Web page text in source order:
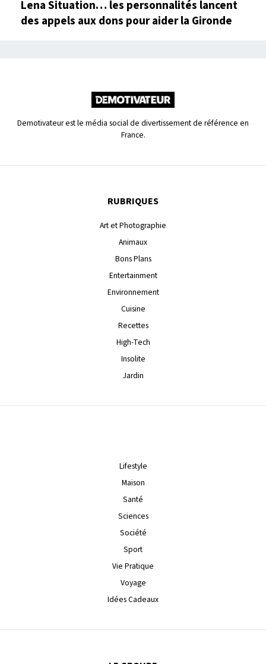
Lena Situation… les personnalités lancent
des appels aux dons pour aider la Gironde
Demotivateur est le média social de divertissement de référence en
France.
RUBRIQUES
Art et Photographie
Animaux
Bons Plans
Entertainment
Environnement
Cuisine
Recettes
High-Tech
Insolite
Jardin
Lifestyle
Maison
Santé
Sciences
Société
Sport
Vie Pratique
Voyage
Idées Cadeaux